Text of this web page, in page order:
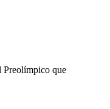
Preolímpico que